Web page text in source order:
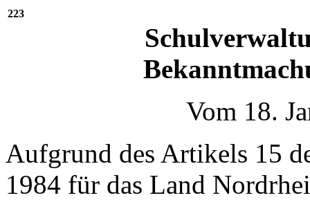
223
Vom 18.
Aufgrund des Artikels 15
1984 für das Land